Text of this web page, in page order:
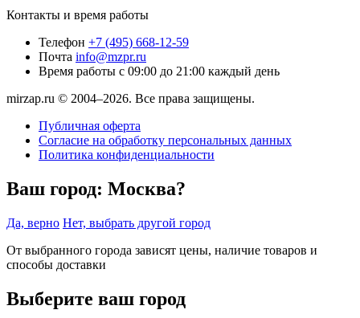
Контакты и время работы
Телефон +7 (495) 668-12-59
Почта info@mzpr.ru
Время работы с 09:00 до 21:00 каждый день
mirzap.ru © 2004–2026. Все права защищены.
Публичная оферта
Согласие на обработку персональных данных
Политика конфиденциальности
Ваш город: Москва?
Да, верно Нет, выбрать другой город
От выбранного города зависят цены, наличие товаров и
способы доставки
Выберите ваш город